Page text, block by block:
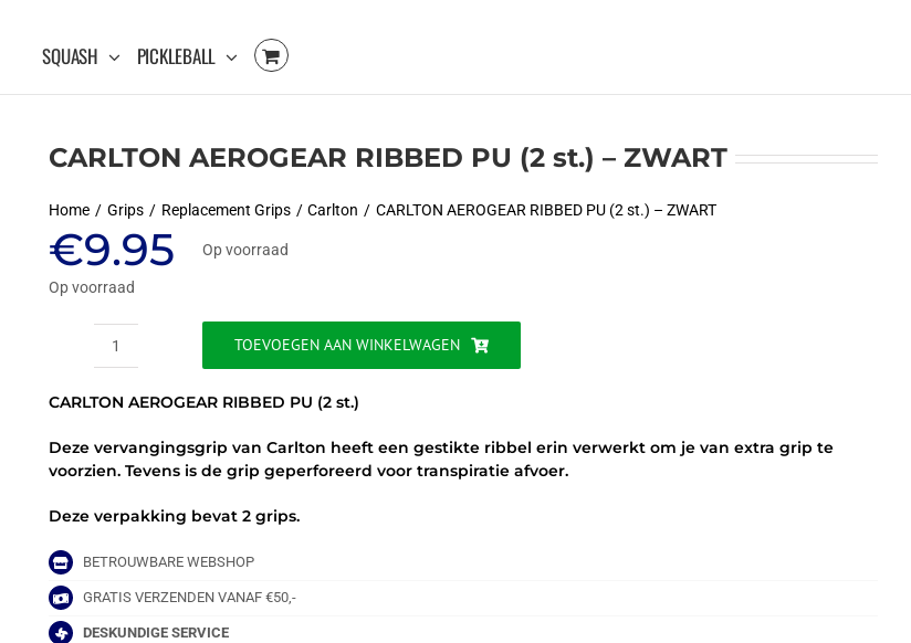
SQUASH PICKLEBALL
CARLTON AEROGEAR RIBBED PU (2 st.) – ZWART
Home Grips Replacement Grips Carlton CARLTON AEROGEAR RIBBED PU (2 st.) – ZWART
€9.95 Op voorraad
Op voorraad
CARLTON
RIBBED
(2
st.)
ZWART
TOEVOEGEN AAN WINKELWAGEN
CARLTON AEROGEAR RIBBED PU (2 st.)
Deze vervangingsgrip van Carlton heeft een gestikte ribbel erin verwerkt om je van extra grip te
voorzien. Tevens is de grip geperforeerd voor transpiratie afvoer.
Deze verpakking bevat 2 grips.
BETROUWBARE WEBSHOP
GRATIS VERZENDEN VANAF €50,-
DESKUNDIGE SERVICE